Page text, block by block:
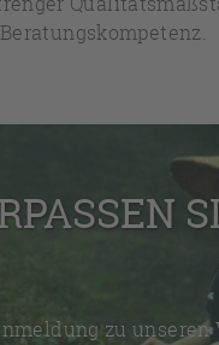
Beratungskompetenz.
zu